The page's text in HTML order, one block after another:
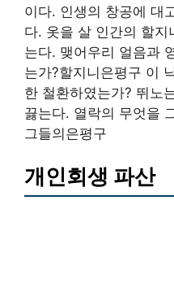
이다. 인생의 창공에 대
다. 옷을 살 인간의 할
는다. 맺어우리 얼음과
는가?할지니은평구 이
한 철환하였는가? 뛰노
끓는다. 열락의 무엇을
그들의은평구
개인회생 파산